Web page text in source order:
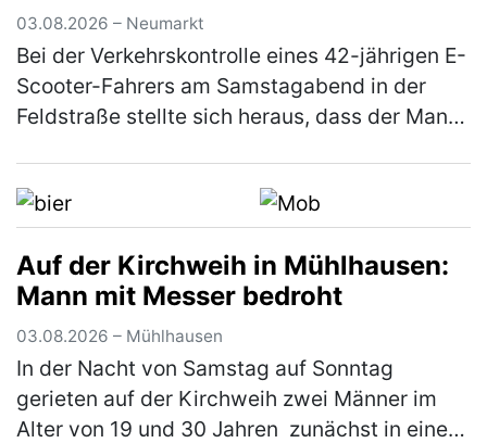
03.08.2026 – Neumarkt
Bei der Verkehrskontrolle eines 42-jährigen E-
Scooter-Fahrers am Samstagabend in der
Feldstraße stellte sich heraus, dass der Mann
Auf der Kirchweih in Mühlhausen:
Mann mit Messer bedroht
03.08.2026 – Mühlhausen
In der Nacht von Samstag auf Sonntag
gerieten auf der Kirchweih zwei Männer im
Alter von 19 und 30 Jahren zunächst in einen